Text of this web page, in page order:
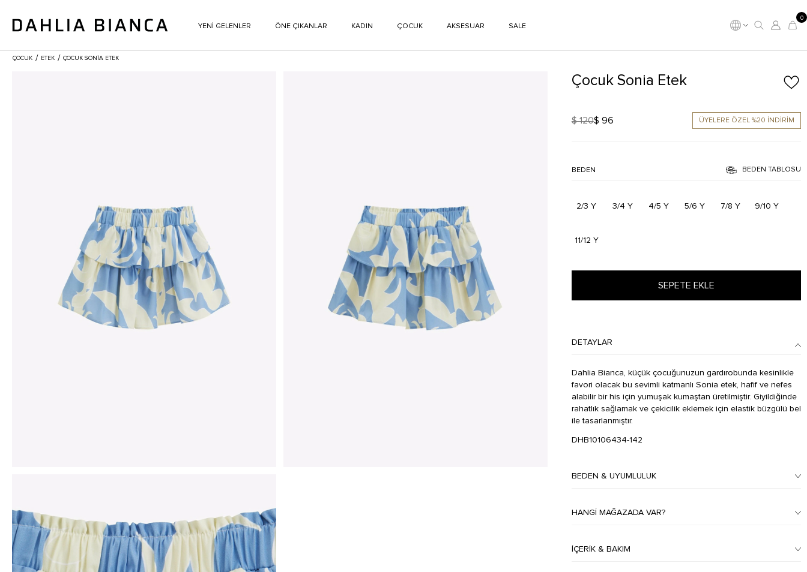
YENİ GELENLER ÖNE ÇIKANLAR KADIN ÇOCUK AKSESUAR SALE
0
ÇOCUK / ETEK / ÇOCUK SONIA ETEK
Çocuk Sonia Etek
$ 120$ 96 ÜYELERE ÖZEL %20 İNDİRİM
BEDEN BEDEN TABLOSU
2/3 Y 3/4 Y 4/5 Y 5/6 Y 7/8 Y 9/10 Y
11/12 Y
SEPETE EKLE
DETAYLAR
Dahlia Bianca, küçük çocuğunuzun gardırobunda kesinlikle
favori olacak bu sevimli katmanlı Sonia etek, hafif ve nefes
alabilir bir his için yumuşak kumaştan üretilmiştir. Giyildiğinde
rahatlık sağlamak ve çekicilik eklemek için elastik büzgülü bel
ile tasarlanmıştır.
DHB10106434-142
BEDEN & UYUMLULUK
HANGI MAĞAZADA VAR?
İÇERIK & BAKIM